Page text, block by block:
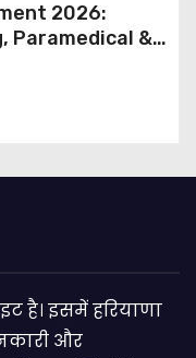
2026:
Paramedical &
Through Email
है। इसमें हरियाणा
और